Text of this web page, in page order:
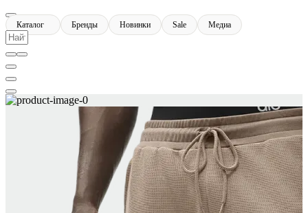
Каталог Бренды Новинки Sale Медиа